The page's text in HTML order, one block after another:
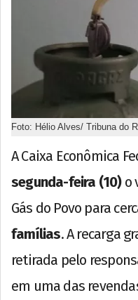
Foto: Hélio Alves/ Tribuna do
A Caixa Econômica
segunda-feira (10)o
Gás do Povo para
famílias. A recarga
retirada pelo
em uma das